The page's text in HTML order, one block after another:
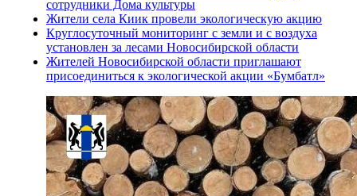
сотрудники Дома культуры
Жители села Киик провели экологическую акцию
Круглосуточный мониторинг с земли и с воздуха
установлен за лесами Новосибирской области
Жителей Новосибирской области приглашают
присоединиться к экологической акции «Бумбатл»